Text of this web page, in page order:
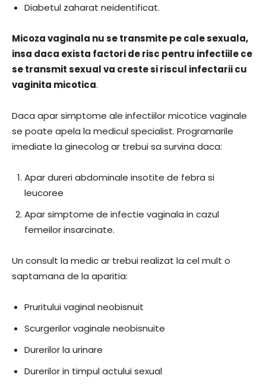
Diabetul zaharat neidentificat.
Micoza vaginala nu se transmite pe cale sexuala,
insa daca exista factori de risc pentru infectiile ce
se transmit sexual va creste si riscul infectarii cu
vaginita micotica.
Daca apar simptome ale infectiilor micotice vaginale
se poate apela la medicul specialist. Programarile
imediate la ginecolog ar trebui sa survina daca:
Apar dureri abdominale insotite de febra si
leucoree
Apar simptome de infectie vaginala in cazul
femeilor insarcinate.
Un consult la medic ar trebui realizat la cel mult o
saptamana de la aparitia:
Pruritului vaginal neobisnuit
Scurgerilor vaginale neobisnuite
Durerilor la urinare
Durerilor in timpul actului sexual